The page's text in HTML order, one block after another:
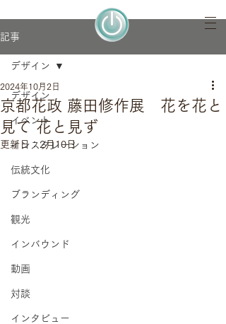
記事
デザイン
イベント
インスタレーション
伝統文化
ブランディング
観光
インバウンド
動画
対談
インタビュー
デザイン
京都花政 藤田修作展 花を花と
見て 花と見ず
2024年10月2日
更新日： 2月10日